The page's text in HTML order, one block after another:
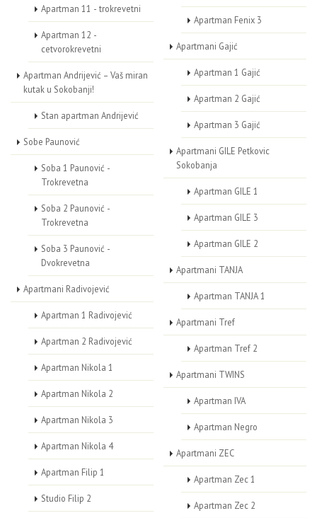
Apartman 11 - trokrevetni
Apartman 12 -
cetvorokrevetni
Apartman Andrijević – Vaš miran
kutak u Sokobanji!
Stan apartman Andrijević
Sobe Paunović
Soba 1 Paunović -
Trokrevetna
Soba 2 Paunović -
Trokrevetna
Soba 3 Paunović -
Dvokrevetna
Apartmani Radivojević
Apartman 1 Radivojević
Apartman 2 Radivojević
Apartman Nikola 1
Apartman Nikola 2
Apartman Nikola 3
Apartman Nikola 4
Apartman Filip 1
Studio Filip 2
Apartman Fenix 3
Apartmani Gajić
Apartman 1 Gajić
Apartman 2 Gajić
Apartman 3 Gajić
Apartmani GILE Petkovic
Sokobanja
Apartman GILE 1
Apartman GILE 3
Apartman GILE 2
Apartmani TANJA
Apartman TANJA 1
Apartmani Tref
Apartman Tref 2
Apartmani TWINS
Apartman IVA
Apartman Negro
Apartmani ZEC
Apartman Zec 1
Apartman Zec 2